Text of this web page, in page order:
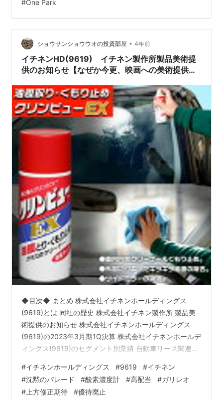
率 【関連記事】 株式会社イチネンホールディングス
(9619)の配当利回り 株式会社イチネンホールディングス
(9619)の株主優待 ブログをご覧頂き、あ…
#One Park
ショウサンショウウオの投資部屋 • 4年前
イチネンHD(9619) イチネン製作所製品美術提
供のお知らせ【なぜか今更、映画への美術提供
◆目次◆ まとめ 株式会社イチネンホールディングス
(9619)とは 同社の歴史 株式会社イチネン製作所 製品美
術提供のお知らせ 株式会社イチネンホールディングス
(9619)の2023年3月期1Q決算 株式会社イチネンホールデ
ィングス(9619)のセグメント別業績 自動車リース関連事
樹脂事業 その他事業 株式会社イチネンホールディングス
(9619)の業績予想・進捗率 【関連記事】 株式会社イチネ
ンホールディングス(9619)の配当利回り 株式会社イチネ
#イチネンホールディングス #9619 #イチネン
#沈黙のパレード #酸素濃度計 #高配当 #ガリレオ
# 上方修正期待 #優待廃止